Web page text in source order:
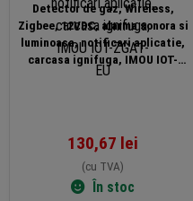
Detector de gaz, Wireless,
Zigbee, 12VDC, alarma sonora si
luminoasa, notificari aplicatie,
carcasa ignifuga, IMOU IOT-
ZGA1-EU
130,67 lei
(cu TVA)
În stoc